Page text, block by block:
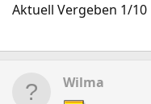
Aktuell Vergeben 1/10
Wilma